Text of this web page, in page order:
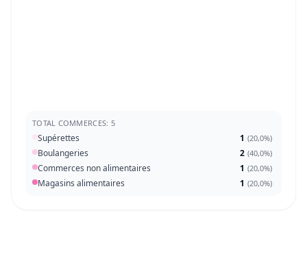
TOTAL COMMERCES: 5
Supérettes 1 (20,0%)
Boulangeries 2 (40,0%)
Commerces non alimentaires 1 (20,0%)
Magasins alimentaires 1 (20,0%)